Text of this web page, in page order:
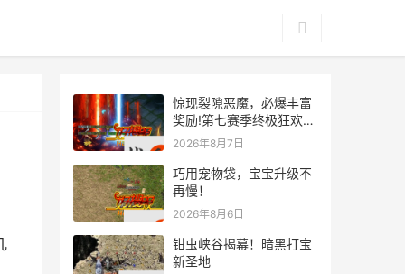
惊现裂隙恶魔，必爆丰富
奖励!第七赛季终极狂欢来
袭
2026年8月7日
巧用宠物袋，宝宝升级不
再慢！
2026年8月6日
钳虫峡谷揭幕！暗黑打宝
新圣地